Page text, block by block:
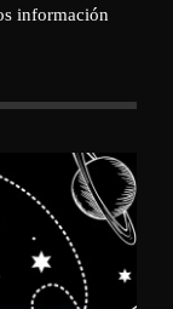
información